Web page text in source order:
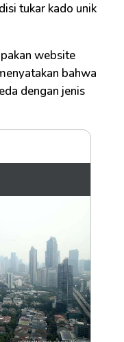
tukar kado unik
website
bahwa
dengan jenis